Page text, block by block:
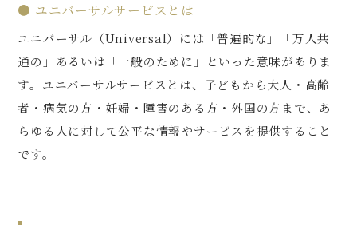
● ユニバーサルサービスとは
ユニバーサル（Universal）には「普遍的な」「万人共
通の」あるいは「一般のために」といった意味がありま
す。ユニバーサルサービスとは、子どもから大人・高齢
者・病気の方・妊婦・障害のある方・外国の方まで、あ
らゆる人に対して公平な情報やサービスを提供すること
です。